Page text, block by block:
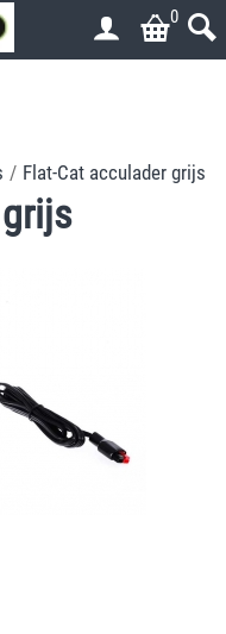
0
/ Flat-Cat acculader grijs